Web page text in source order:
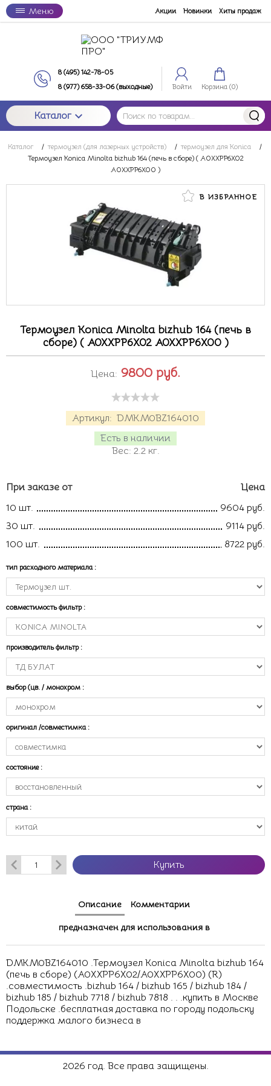
Меню Акции Новинки Хиты продаж
8 (495) 142-78-05
8 (977) 658-33-06 (выходные)
Войти Корзина (0)
Каталог
Каталог / термоузел (для лазерных устройств) / термоузел для Konica
/
Термоузел Konica Minolta bizhub 164 (печь в сборе) ( A0XXPP6X02
A0XXPP6X00 )
В ИЗБРАННОЕ
Термоузел Konica Minolta bizhub 164 (печь в
сборе) ( A0XXPP6X02 A0XXPP6X00 )
Артикул: DMKM0BZ164010
Есть в наличии
Вес: 2.2 кг.
Цена: 9800 руб.
При заказе от
Цена
10 шт.
9604 руб.
30 шт.
9114 руб.
100 шт.
8722 руб.
тип расходного материала :
совместимость фильтр :
производитель фильтр :
выбор (цв. / монохром :
оригинал /совместимка :
состояние :
страна :
Купить
Описание Комментарии
предназначен для использования в
DMKM0BZ164010 .Термоузел Konica Minolta bizhub 164
(печь в сборе) (A0XXPP6X02/A0XXPP6X00) (R)
.совместимость .bizhub 164 / bizhub 165 / bizhub 184 /
bizhub 185 / bizhub 7718 / bizhub 7818 . . .купить в Москве
Подольске .бесплатная доставка по городу подольску
поддержка малого бизнеса в
2026 год. Все права защищены.